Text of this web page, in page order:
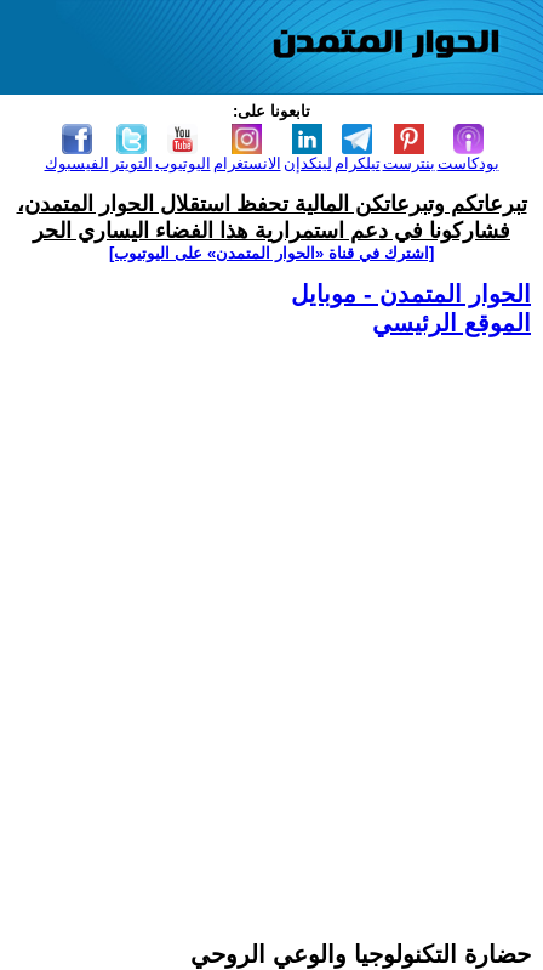
تابعونا على:
الفيسبوك التويتر اليوتيوب الانستغرام لينكدإن تيلكرامبنترست بودكاست
تبرعاتكم وتبرعاتكن المالية تحفظ استقلال الحوار المتمدن،
فشاركونا في دعم استمرارية هذا الفضاء اليساري الحر
[اشترك في قناة ‫«الحوار المتمدن» على اليوتيوب]
الحوار المتمدن - موبايل
الموقع الرئيسي
حضارة التكنولوجيا والوعي الروحي